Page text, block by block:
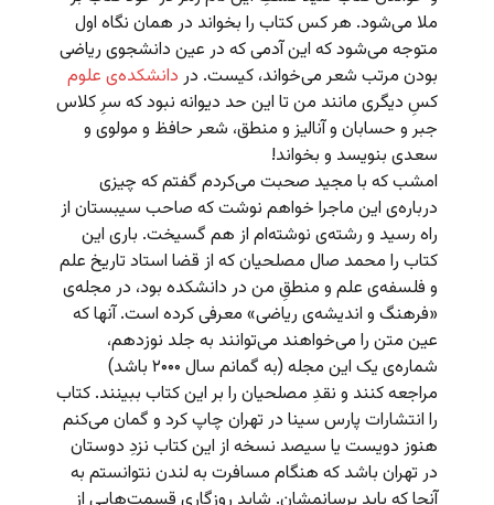
ملا می‌شود. هر کس کتاب را بخواند در همان نگاه اول
متوجه می‌شود که این آدمی که در عین دانشجوی ریاضی
بودن مرتب شعر می‌خواند، کیست. در دانشکده‌ی علوم
کسِ دیگری مانند من تا این حد دیوانه نبود که سرِ کلاس
جبر و حسابان و آنالیز و منطق، شعر حافظ و مولوی و
سعدی بنویسد و بخواند!
امشب که با مجید صحبت می‌کردم گفتم که چیزی
درباره‌ی این ماجرا خواهم نوشت که صاحب سیبستان از
راه رسید و رشته‌ی نوشته‌ام از هم گسیخت. باری این
کتاب را محمد صال مصلحیان که از قضا استاد تاریخ علم
و فلسفه‌ی علم و منطقِ من در دانشکده بود، در مجله‌ی
«فرهنگ و اندیشه‌ی ریاضی» معرفی کرده است. آنها که
عین متن را می‌خواهند می‌توانند به جلد نوزدهم،
شماره‌ی یک این مجله (به گمانم سال ۲۰۰۰ باشد)
مراجعه کنند و نقدِ مصلحیان را بر این کتاب ببینند. کتاب
را انتشارات پارس سینا در تهران چاپ کرد و گمان می‌کنم
هنوز دویست یا سیصد نسخه از این کتاب نزدِ دوستان
در تهران باشد که هنگام مسافرت به لندن نتوانستم به